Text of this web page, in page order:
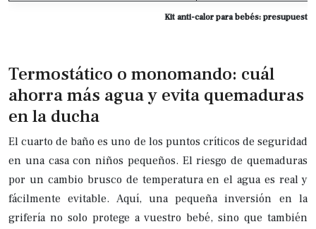
Kit anti-calor para bebés: presupuesto
Termostático o monomando: cuál
ahorra más agua y evita quemaduras
en la ducha
El cuarto de baño es uno de los puntos críticos de seguridad
en una casa con niños pequeños. El riesgo de quemaduras
por un cambio brusco de temperatura en el agua es real y
fácilmente evitable. Aquí, una pequeña inversión en la
grifería no solo protege a vuestro bebé, sino que también